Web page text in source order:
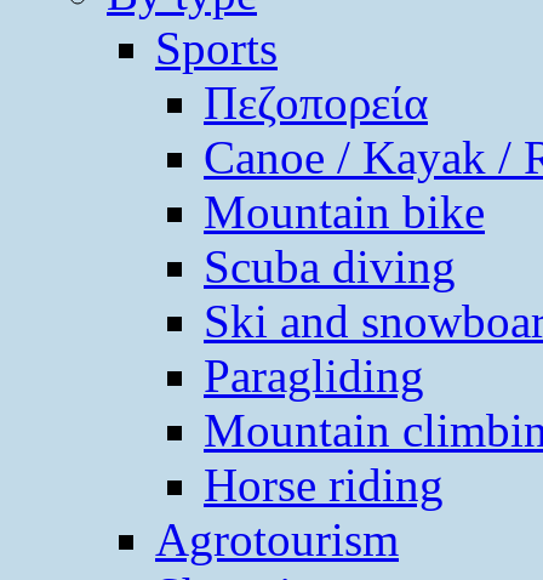
Sports
Πεζοπορεία
Canoe / Kayak /
Mountain bike
Scuba diving
Ski and
Paragliding
Mountain
Horse riding
Agrotourism